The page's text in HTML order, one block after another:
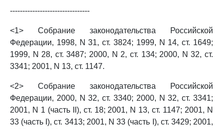
--------------------------------
<1> Собрание законодательства Российской
Федерации, 1998, N 31, ст. 3824; 1999, N 14, ст. 1649;
1999, N 28, ст. 3487; 2000, N 2, ст. 134; 2000, N 32, ст.
3341; 2001, N 13, ст. 1147.
<2> Собрание законодательства Российской
Федерации, 2000, N 32, ст. 3340; 2000, N 32, ст. 3341;
2001, N 1 (часть II), ст. 18; 2001, N 13, ст. 1147; 2001, N
33 (часть I), ст. 3413; 2001, N 33 (часть I), ст. 3429; 2001,